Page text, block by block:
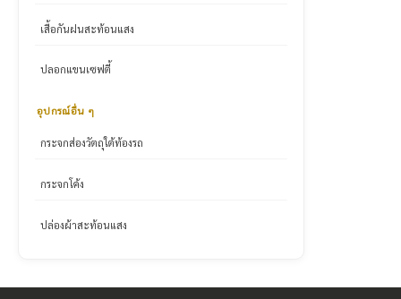
เสื้อกันฝนสะท้อนแสง
ปลอกแขนเซฟตี้
อุปกรณ์อื่น ๆ
กระจกส่องวัตถุใต้ท้องรถ
กระจกโค้ง
ปล่องผ้าสะท้อนแสง